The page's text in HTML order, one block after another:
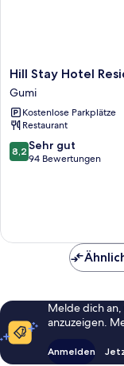
Hill
Stay
Hotel
Residence
Gumi
Hill Stay Hotel
Gumi
Kostenlose Parkplätze
Restaurant
8.2
von
8,2 Sehr gut
94 Bewertungen
Melde dich
anzuzeigen.
Anmelden